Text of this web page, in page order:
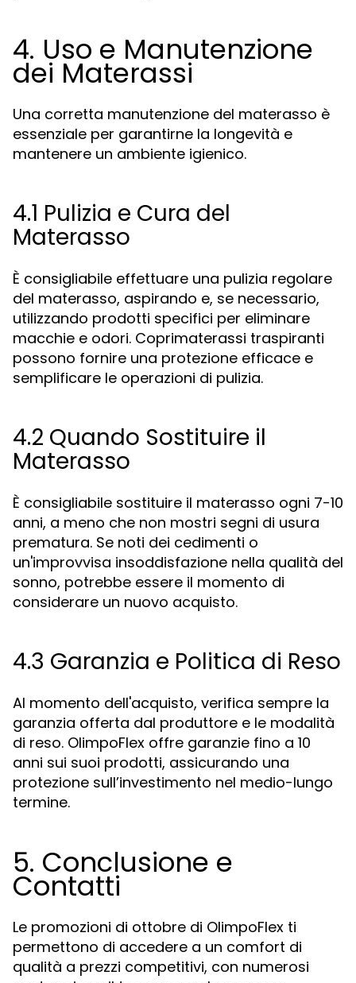
4. Uso e Manutenzione
dei Materassi
Una corretta manutenzione del materasso è
essenziale per garantirne la longevità e
mantenere un ambiente igienico.
4.1 Pulizia e Cura del
Materasso
È consigliabile effettuare una pulizia regolare
del materasso, aspirando e, se necessario,
utilizzando prodotti specifici per eliminare
macchie e odori. Coprimaterassi traspiranti
possono fornire una protezione efficace e
semplificare le operazioni di pulizia.
4.2 Quando Sostituire il
Materasso
È consigliabile sostituire il materasso ogni 7-10
anni, a meno che non mostri segni di usura
prematura. Se noti dei cedimenti o
un'improvvisa insoddisfazione nella qualità del
sonno, potrebbe essere il momento di
considerare un nuovo acquisto.
4.3 Garanzia e Politica di Reso
Al momento dell'acquisto, verifica sempre la
garanzia offerta dal produttore e le modalità
di reso. OlimpoFlex offre garanzie fino a 10
anni sui suoi prodotti, assicurando una
protezione sull’investimento nel medio-lungo
termine.
5. Conclusione e
Contatti
Le promozioni di ottobre di OlimpoFlex ti
permettono di accedere a un comfort di
qualità a prezzi competitivi, con numerosi